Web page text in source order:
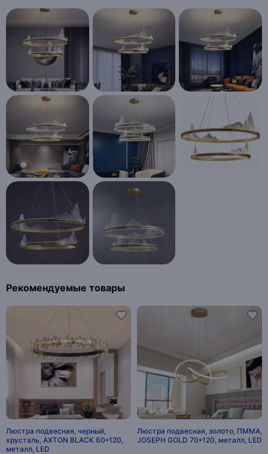
Рекомендуемые товары
Люстра подвесная, черный,
хрусталь, AXTON BLACK 60*120,
металл, LED
Люстра подвесная, золото, ПММА,
JOSEPH GOLD 70*120, металл, LED